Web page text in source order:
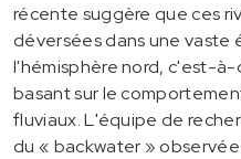
récente suggère que ces
déversées dans une vaste
l'hémisphère nord, c'est-à-
basant sur le
fluviaux. L'équipe de
du « backwater »